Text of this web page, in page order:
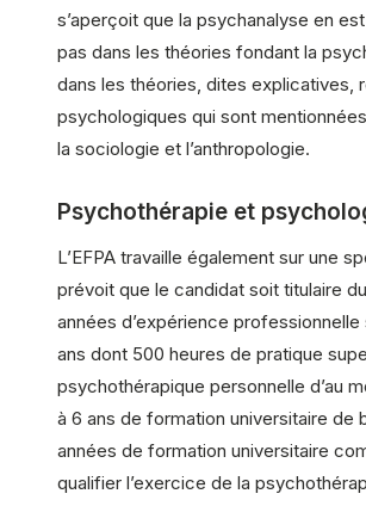
s’aperçoit que la psychanalyse en
pas dans les théories fondant la
dans les théories, dites explicatives,
psychologiques qui sont
la sociologie et l’anthropologie.
Psychothérapie et
L’EFPA travaille également sur une
prévoit que le candidat soit titulaire
années d’expérience
ans dont 500 heures de pratique
psychothérapique personnelle d’au
à 6 ans de formation universitaire de
années de formation universitaire
qualifier l’exercice de la